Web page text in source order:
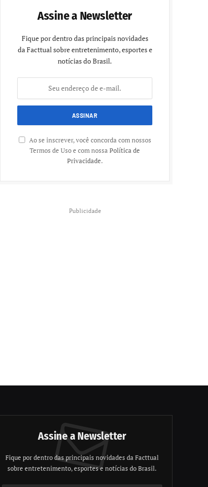
Assine a Newsletter
Fique por dentro das principais novidades
da Facttual sobre entretenimento, esportes e
notícias do Brasil.
Ao se inscrever, você concorda com nossos
Termos de Uso e com nossa Política de
Privacidade.
Publicidade
Assine a Newsletter
Fique por dentro das principais novidades da Facttual
sobre entretenimento, esportes e notícias do Brasil.